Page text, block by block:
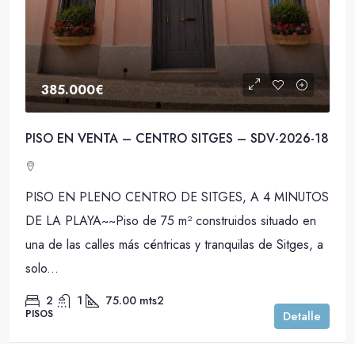
385.000€
PISO EN VENTA – CENTRO SITGES – SDV-2026-18
PISO EN PLENO CENTRO DE SITGES, A 4 MINUTOS
DE LA PLAYA~~Piso de 75 m² construidos situado en
una de las calles más céntricas y tranquilas de Sitges, a
solo...
2 1 75.00 mts2
PISOS Detalle